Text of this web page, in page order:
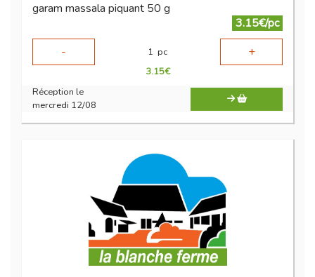
garam massala piquant 50 g
3.15€/pc
-
1 pc +
3.15€
Réception le
mercredi 12/08